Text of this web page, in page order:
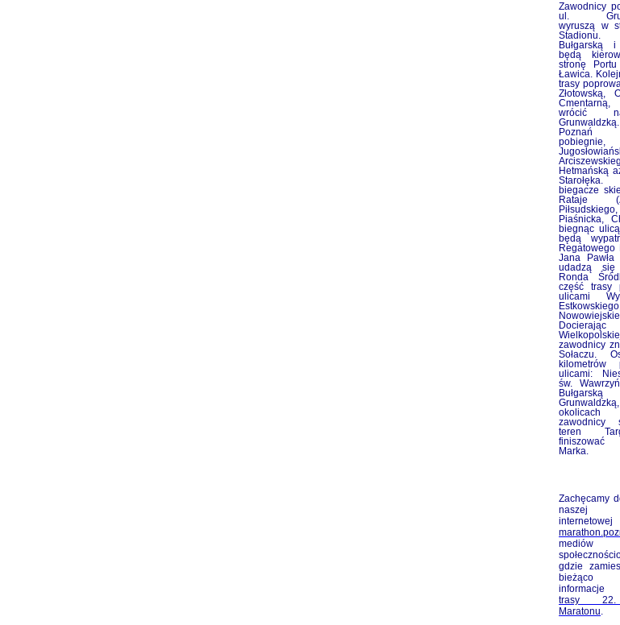
Zawodnicy
ul.
wyruszą w
Bułgarską
będą
stronę Portu
Ławica.
trasy
Złotowską,
wrócić
Poznań
Hetmańską
Starołęka.
biegacze
Rataje
Piaśnicka,
biegnąc
będą
Regatowego
Jana Pawła
udadzą
Ronda
część trasy
ulicami
zawodnicy
Sołaczu.
kilometrów
ulicami:
św.
okolicach
zawodnicy
teren
Marka.
Zachęcamy
naszej
internetowej
mediów
gdzie
bieżąco
informacje
trasy 22.
Maratonu.